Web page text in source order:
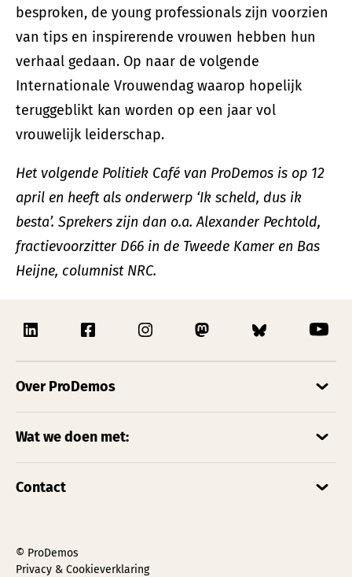
besproken, de young professionals zijn voorzien
van tips en inspirerende vrouwen hebben hun
verhaal gedaan. Op naar de volgende
Internationale Vrouwendag waarop hopelijk
teruggeblikt kan worden op een jaar vol
vrouwelijk leiderschap.
Het volgende Politiek Café van ProDemos is op 12
april en heeft als onderwerp ‘Ik scheld, dus ik
besta’. Sprekers zijn dan o.a. Alexander Pechtold,
fractievoorzitter D66 in de Tweede Kamer en Bas
Heijne, columnist NRC.
Over ProDemos
Wat we doen met:
Contact
© ProDemos
Privacy & Cookieverklaring